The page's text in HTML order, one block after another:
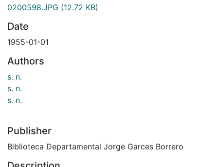
0200598.JPG (12.72 KB)
Date
1955-01-01
Authors
s. n.
s. n.
s. n.
Publisher
Biblioteca Departamental Jorge Garces Borrero